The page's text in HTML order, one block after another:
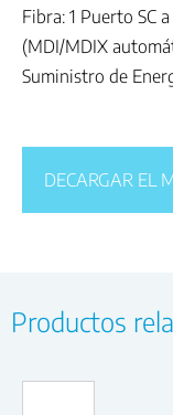
Fibra: 1 Puerto SC
(MDI/MDIX
Suministro de
DECARGAR EL
Productos